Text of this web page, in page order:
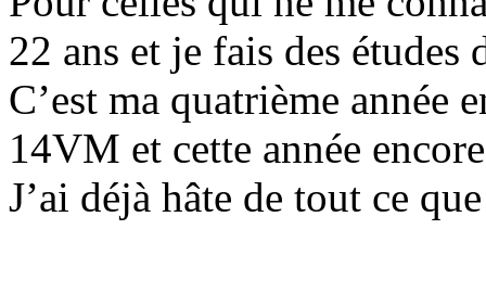
22 ans et je fais des études
C’est ma quatrième année
14VM et cette année
J’ai déjà hâte de tout ce